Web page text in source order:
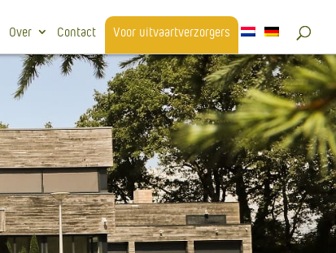
Over Contact Voor uitvaartverzorgers